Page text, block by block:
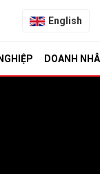
English
DOANH